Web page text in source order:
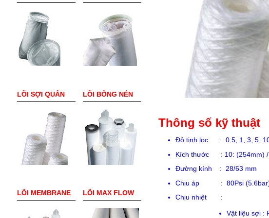
Thông số kỹ thuật
Độ tinh lọc : 0.5, 1, 3, 5,
Kích thước : 10: (254mm) /
Đường kính : 28/63 mm
Chịu áp : 80Psi
Chịu nhiệt :
Vật liệu sợi :
LÕI SỢI QUẤN
LÕI MEMBRANE
LÕI BÔNG NÉN
LÕI MAX FLOW